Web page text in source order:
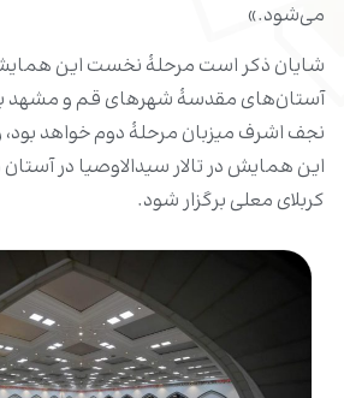
می‌شود.»
شایان ذکر است مرحلۀ نخست این
آستان‌های مقدسۀ شهرهای قم و مشهد
نجف اشرف میزبان مرحلۀ دوم خواهد بود،
این همایش در تالار سیدالاوصیا در
کربلای معلی برگزار شود.